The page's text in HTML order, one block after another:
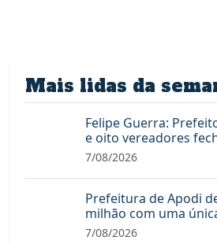
Mais lidas da
Felipe Guerra:
e oito vereadores
7/08/2026
Prefeitura de Apodi
milhão com uma
7/08/2026